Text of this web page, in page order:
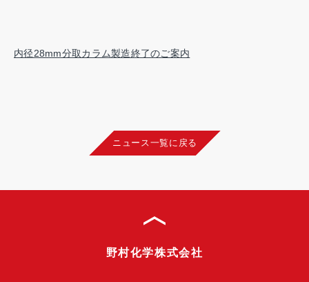
内径28mm分取カラム製造終了のご案内
ニュース一覧に戻る
野村化学株式会社